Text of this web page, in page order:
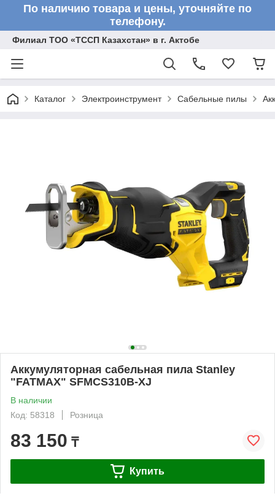
По наличию товара и цены, уточняйте по
телефону.
Филиал ТОО «ТССП Казахстан» в г. Актобе
Каталог Электроинструмент Сабельные пилы
Аккумуляторная сабельная пила Stanley
"FATMAX" SFMCS310B-XJ
В наличии
Код: 58318
Розница
83 150 ₸
Купить